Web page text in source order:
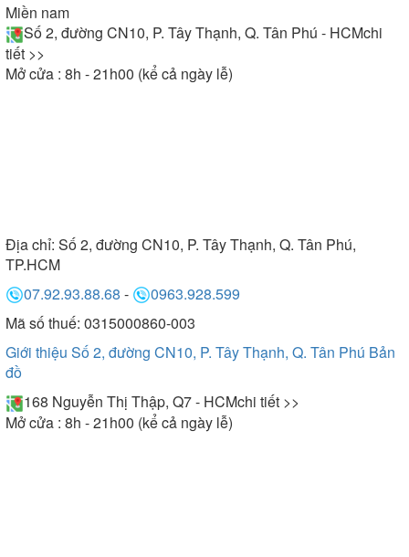
Miền nam
Số 2, đường CN10, P. Tây Thạnh, Q. Tân Phú - HCMchi
tiết >>
Mở cửa : 8h - 21h00 (kể cả ngày lễ)
Địa chỉ: Số 2, đường CN10, P. Tây Thạnh, Q. Tân Phú,
TP.HCM
07.92.93.88.68 -
0963.928.599
Mã số thuế: 0315000860-003
Giới thiệu Số 2, đường CN10, P. Tây Thạnh, Q. Tân Phú Bản
đồ
168 Nguyễn Thị Thập, Q7 - HCMchi tiết >>
Mở cửa : 8h - 21h00 (kể cả ngày lễ)